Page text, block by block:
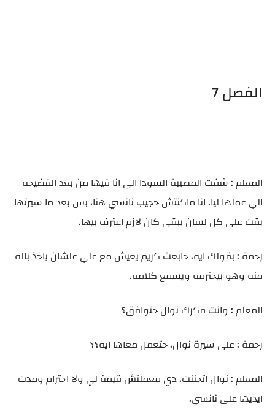
الفصل 7
المعلم : شفت المصيبة السودا الي انا فيها من بعد الفضيحه
الي عملها ليا. انا ماكنتش حجيب نانسي هنا، بس بعد ما سيرتها
بقت على كل لسان يبقى كان لازم اعترف بيها.
رحمة : بقولك ايه، حابعث كريم يعيش مع علي علشان ياخذ باله
منه وهو بيحترمه ويسمع كلامه.
المعلم : وانت فكرك نوال حتوافق؟
رحمة : على سيرة نوال، حتعمل معاها ايه؟؟
المعلم : نوال اتجننت، دي معملتش قيمة لي ولا احترام ومدت
ايديها على نانسي.